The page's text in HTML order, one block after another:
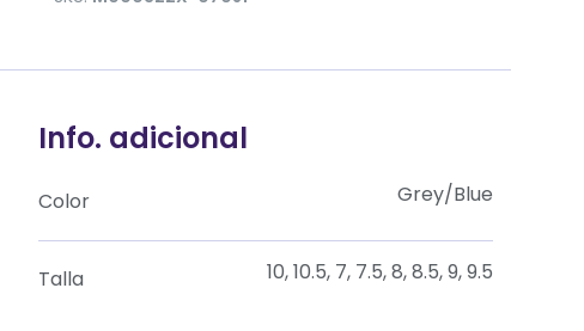
Info. adicional
Color Grey/Blue
Talla 10, 10.5, 7, 7.5, 8, 8.5, 9, 9.5